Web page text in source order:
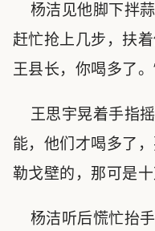
杨洁见他脚下拌蒜
赶忙抢上几步，扶
王县长，你喝多了。
王思宇晃着手指
能，他们才喝多了
勒戈壁的，那可是
杨洁听后慌忙抬手